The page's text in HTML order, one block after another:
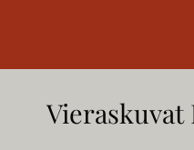
Vieraskuvat